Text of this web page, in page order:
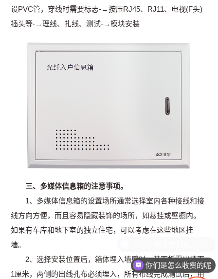
设PVC管，穿线时需要标志-→按压RJ45、RJ11、电视(F头)
插头等-→理线、扎线、测试-→模块安装
三、多媒体信息箱的注意事项。
1、多媒体信息箱的设置场所通常选择室内各种接线和接
线方向方便，而且容易隐藏装饰的场所，如悬挂或壁橱内。
如果有车库和地下室的独立住宅，可以考虑在这些地区挂
墙。
2、选择安装位置后，箱体埋入墙壁时，其面板露出墙面
1厘米，两侧的出线孔布必须埋入，所有布线完成测试后，用
你们是怎么收费的呢